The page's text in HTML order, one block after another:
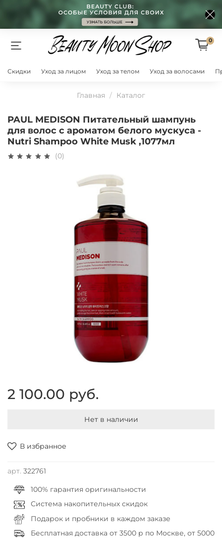
0
Скидки Уход за лицом Уход за телом Уход за волосами
Главная Каталог
PAUL MEDISON Питательный шампунь
для волос с ароматом белого мускуса -
Nutri Shampoo White Musk ,1077мл
(0)
В избранное
арт. 322761
2 100.00 руб.
Нет в наличии
100% гарантия оригинальности
Система накопительных скидок
Подарок и пробники в каждом заказе
Бесплатная доставка от 3500 р по Москве, от 5000